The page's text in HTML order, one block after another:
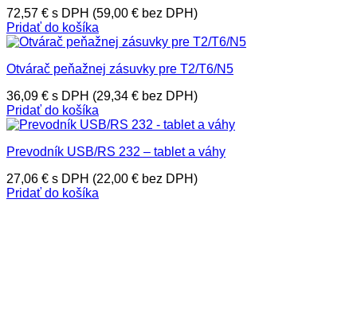
72,57 € s DPH (59,00 € bez DPH)
Pridať do košíka
Otvárač peňažnej zásuvky pre T2/T6/N5
36,09 € s DPH (29,34 € bez DPH)
Pridať do košíka
Prevodník USB/RS 232 – tablet a váhy
27,06 € s DPH (22,00 € bez DPH)
Pridať do košíka